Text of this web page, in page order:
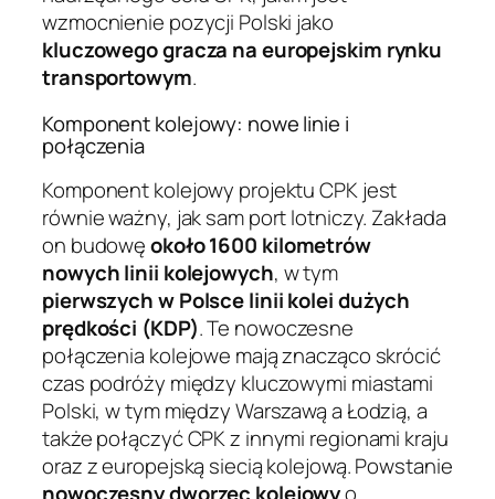
wzmocnienie pozycji Polski jako
kluczowego gracza na europejskim rynku
transportowym.
Komponent kolejowy: nowe linie i
połączenia
Komponent kolejowy projektu CPK jest
równie ważny, jak sam port lotniczy. Zakłada
on budowęokoło 1600 kilometrów
nowych linii kolejowych, w tym
pierwszych w Polsce linii kolei dużych
prędkości (KDP). Te nowoczesne
połączenia kolejowe mają znacząco skrócić
czas podróży między kluczowymi miastami
Polski, w tym między Warszawą a Łodzią, a
także połączyć CPK z innymi regionami kraju
oraz z europejską siecią kolejową. Powstanie